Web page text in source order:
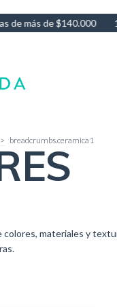
- 3 Cuotas
> breadcrumbs.ceramica1
colores, materiales y